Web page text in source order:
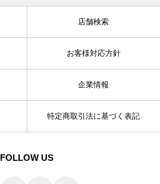
店舗検索
お客様対応方針
企業情報
特定商取引法に基づく表記
FOLLOW US